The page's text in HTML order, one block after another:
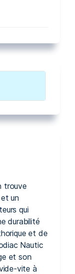
trouve
un
qui
durabilité
et de
Nautic
et son
vite à